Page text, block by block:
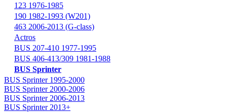
123 1976-1985
190 1982-1993 (W201)
463 2006-2013 (G-class)
Actros
BUS 207-410 1977-1995
BUS 406-413/309 1981-1988
BUS Sprinter
BUS Sprinter 1995-2000
BUS Sprinter 2000-2006
BUS Sprinter 2006-2013
BUS Sprinter 2013+